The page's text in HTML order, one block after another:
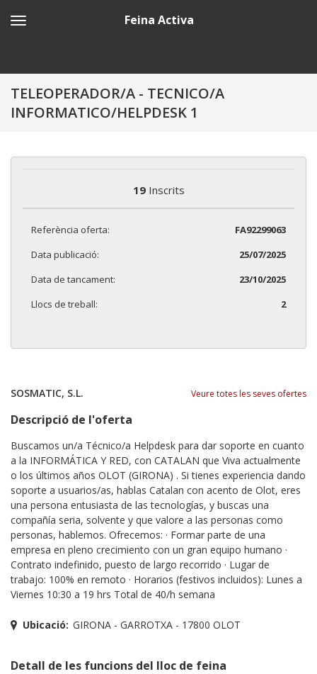
Feina Activa
TELEOPERADOR/A - TECNICO/A
INFORMATICO/HELPDESK 1
19Inscrits
Referència oferta:
FA92299063
Data publicació:
25/07/2025
Data de tancament:
23/10/2025
Llocs de treball:
2
SOSMATIC, S.L. Veure totes les seves ofertes
Descripció de l'oferta
Buscamos un/a Técnico/a Helpdesk para dar soporte en cuanto
a la INFORMÁTICA Y RED, con CATALAN que Viva actualmente
o los últimos años OLOT (GIRONA) . Si tienes experiencia dando
soporte a usuarios/as, hablas Catalan con acento de Olot, eres
una persona entusiasta de las tecnologías, y buscas una
compañía seria, solvente y que valore a las personas como
personas, hablemos. Ofrecemos: · Formar parte de una
empresa en pleno crecimiento con un gran equipo humano ·
Contrato indefinido, puesto de largo recorrido · Lugar de
trabajo: 100% en remoto · Horarios (festivos incluidos): Lunes a
Viernes 10:30 a 19 hrs Total de 40/h semana
Ubicació: GIRONA - GARROTXA - 17800 OLOT
Detall de les funcions del lloc de feina